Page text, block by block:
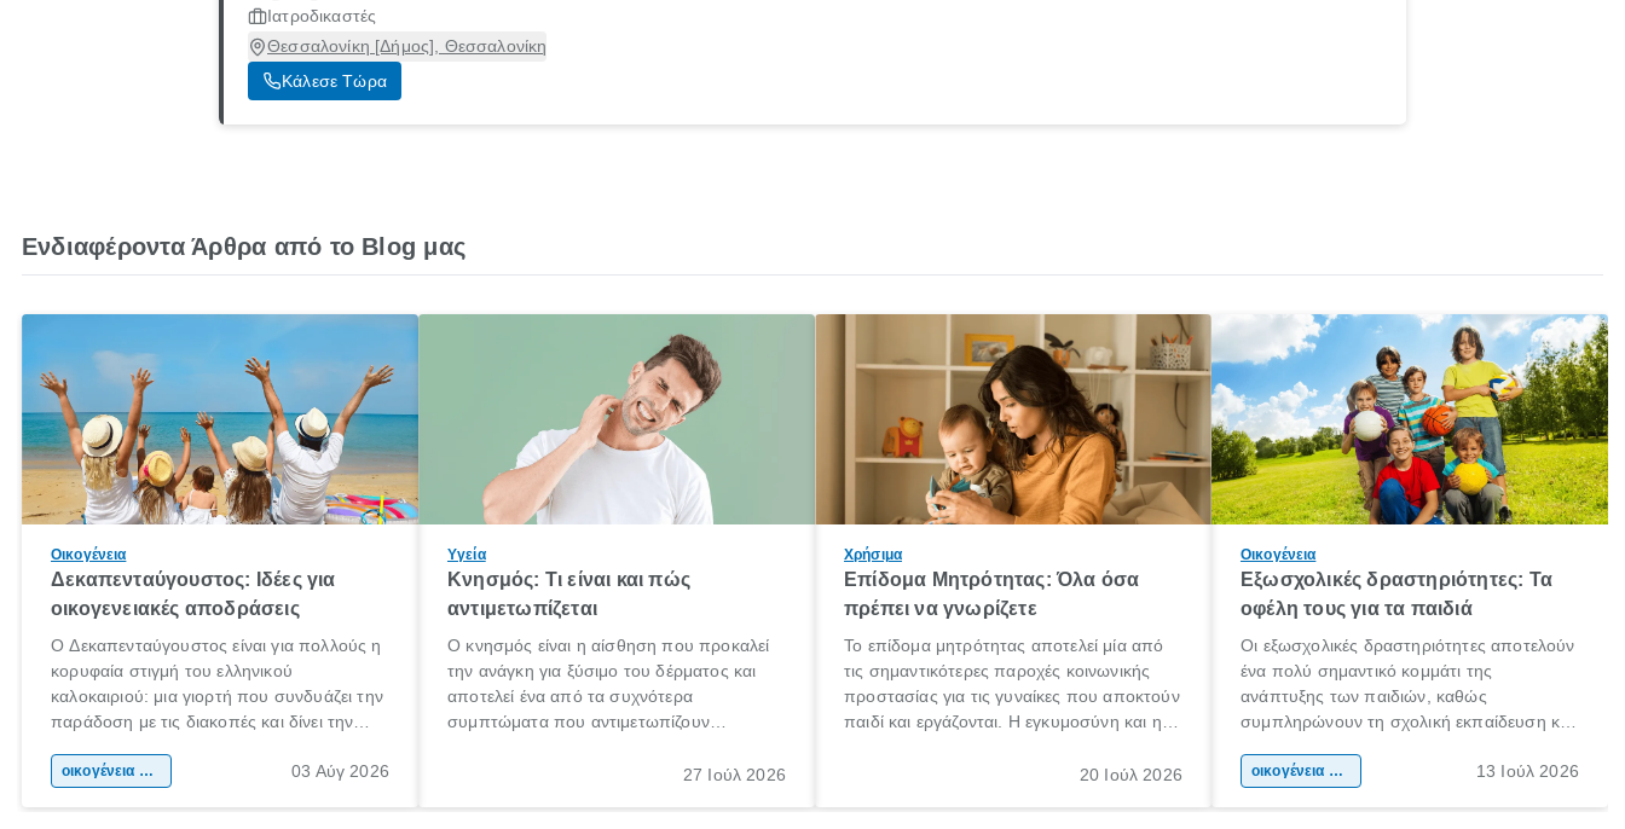
Ιατροδικαστές
Θεσσαλονίκη [Δήμος], Θεσσαλονίκη
Κάλεσε Τώρα
Ενδιαφέροντα Άρθρα από το Blog μας
Οικογένεια
Δεκαπενταύγουστος: Ιδέες για
οικογενειακές αποδράσεις
Ο Δεκαπενταύγουστος είναι για πολλούς η
κορυφαία στιγμή του ελληνικού
καλοκαιριού: μια γιορτή που συνδυάζει την
παράδοση με τις διακοπές και δίνει την
χώρας. Είτε πρόκειται για λίγες μέρες
οικογένεια & παιδί 03 Αύγ 2026
Υγεία
Κνησμός: Τι είναι και πώς
αντιμετωπίζεται
Ο κνησμός είναι η αίσθηση που προκαλεί
την ανάγκη για ξύσιμο του δέρματος και
αποτελεί ένα από τα συχνότερα
συμπτώματα που αντιμετωπίζουν
πληροφορίες για το «κνησμός τι είναι»,
27 Ιούλ 2026
Χρήσιμα
Επίδομα Μητρότητας: Όλα όσα
πρέπει να γνωρίζετε
Το επίδομα μητρότητας αποτελεί μία από
τις σημαντικότερες παροχές κοινωνικής
προστασίας για τις γυναίκες που αποκτούν
παιδί και εργάζονται. Η εγκυμοσύνη και η
σημαντική περίοδος στη ζωή κάθε20 Ιούλ 2026
Οικογένεια
Εξωσχολικές δραστηριότητες: Τα
οφέλη τους για τα παιδιά
Οι εξωσχολικές δραστηριότητες αποτελούν
ένα πολύ σημαντικό κομμάτι της
ανάπτυξης των παιδιών, καθώς
συμπληρώνουν τη σχολική εκπαίδευση και
της προσωπικότητας, της κοινωνικότητας
οικογένεια & παιδί 13 Ιούλ 2026